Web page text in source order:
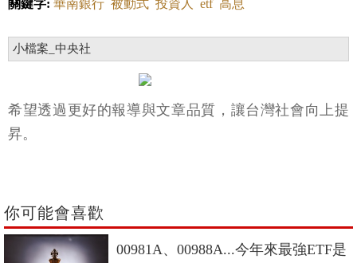
關鍵字: 華南銀行 被動式 投資人 etf 高息
小檔案_中央社
希望透過更好的報導與文章品質，讓台灣社會向上提
昇。
你可能會喜歡
00981A、00988A...今年來最強ETF是